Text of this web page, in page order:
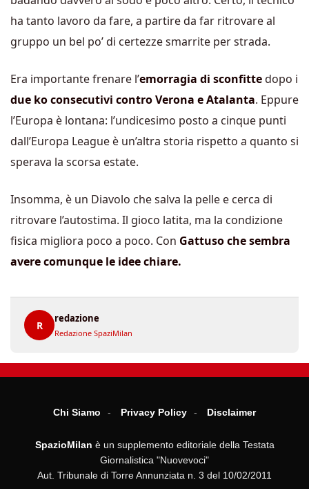
ha tanto lavoro da fare, a partire da far ritrovare al
gruppo un bel po’ di certezze smarrite per strada.
Era importante frenare l’emorragia di sconfittedopo i
due ko consecutivi contro Verona e Atalanta. Eppure
l’Europa è lontana: l’undicesimo posto a cinque punti
dall’Europa League è un’altra storia rispetto a quanto si
sperava la scorsa estate.
Insomma, è un Diavolo che salva la pelle e cerca di
ritrovare l’autostima. Il gioco latita, ma la condizione
fisica migliora poco a poco. Con Gattuso che sembra
avere comunque le idee chiare.
R
redazione
Redazione SpaziMilan
Chi Siamo Privacy Policy Disclaimer
SpazioMilan è un supplemento editoriale della Testata
Giornalistica "Nuovevoci"
Aut. Tribunale di Torre Annunziata n. 3 del 10/02/2011